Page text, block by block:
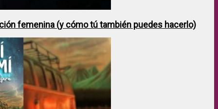
femenina (y cómo tú también puedes hacerlo)